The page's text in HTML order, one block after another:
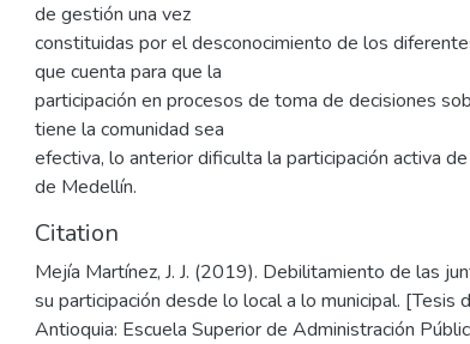
de gestión una vez
constituidas por el desconocimiento de los
que cuenta para que la
participación en procesos de toma de decisiones
tiene la comunidad sea
efectiva, lo anterior dificulta la participación activa
de Medellín.
Citation
Mejía Martínez, J. J. (2019). Debilitamiento de las
su participación desde lo local a lo municipal. [Tesis
Antioquia: Escuela Superior de Administración